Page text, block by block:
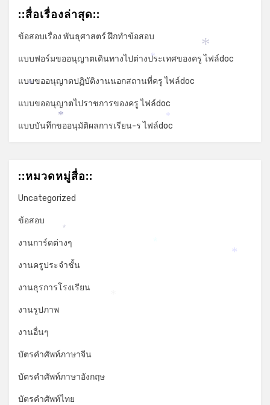
::สื่อเรื่องล่าสุด::
ข้อสอบเรื่อง พันธุศาสตร์ ฝึกทำข้อสอบ
แบบฟอร์มขออนุญาตเดินทางไปต่างประเทศของครู ไฟล์doc
แบบขออนุญาตปฏิบัติงานนอกสถานที่ครู ไฟล์doc
แบบขออนุญาตไปราชการของครู ไฟล์doc
แบบบันทึกขออนุมัติผลการเรียน-ร ไฟล์doc
::หมวดหมู่สื่อ::
Uncategorized
ข้อสอบ
งานการ์ดต่างๆ
งานครูประจำชั้น
งานธุรการโรงเรียน
งานรูปภาพ
งานอื่นๆ
บัตรคำศัพท์ภาษาจีน
บัตรคำศัพท์ภาษาอังกฤษ
บัตรคำศัพท์ไทย
*
*
*
* *